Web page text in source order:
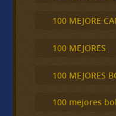
100 MEJORE
100 MEJORES
100 MEJORES
100 mejores